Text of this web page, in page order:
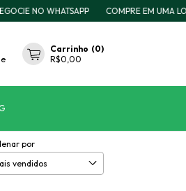
NO WHATSAPP COMPRE EM UMA LOJA
Carrinho (0)
R$0,00
por